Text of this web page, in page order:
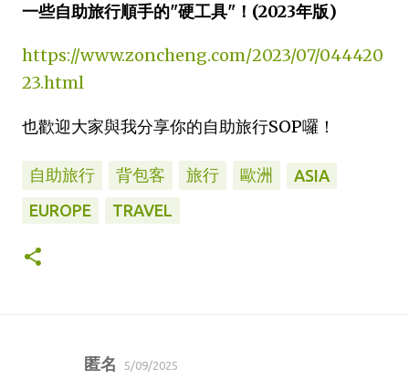
一些自助旅行順手的"硬工具"！(2023年版)
https://www.zoncheng.com/2023/07/044420
23.html
也歡迎大家與我分享你的自助旅行SOP囉！
自助旅行 背包客 旅行 歐洲
ASIA
EUROPE
TRAVEL
匿名 5/09/2025